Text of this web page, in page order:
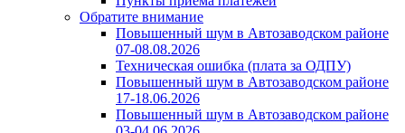
Обратите внимание
Повышенный шум в Автозаводском районе
07-08.08.2026
Техническая ошибка (плата за ОДПУ)
Повышенный шум в Автозаводском районе
17-18.06.2026
Повышенный шум в Автозаводском районе